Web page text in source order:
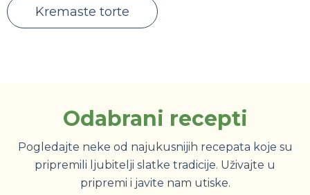
Kremaste torte
Odabrani recepti
Pogledajte neke od najukusnijih recepata koje su
pripremili ljubitelji slatke tradicije. Uživajte u
pripremi i javite nam utiske.